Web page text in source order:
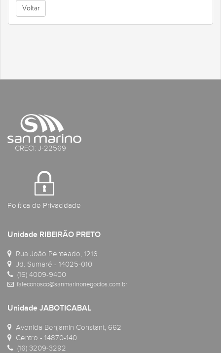
Voltar
CRECI: J-22569
Política de Privacidade
Unidade RIBEIRÃO PRETO
Rua João Penteado, 1216
Jd. Sumaré - 14025-010
(16) 4009-9400
faleconosco@sanmarinonegocios.com.br
Unidade JABOTICABAL
Avenida Benjamin Constant, 662
Centro - 14870-140
(16) 3209-3292